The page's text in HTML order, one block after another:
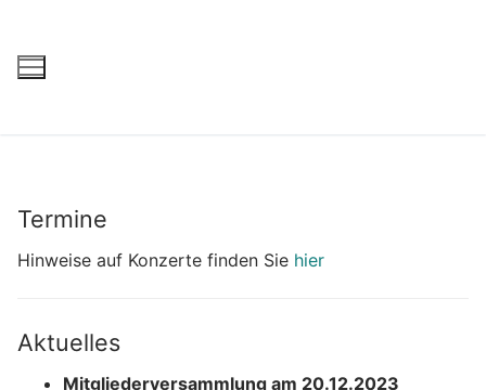
Termine
Hinweise auf Konzerte finden Sie hier
Aktuelles
Mitgliederversammlung am 20.12.2023